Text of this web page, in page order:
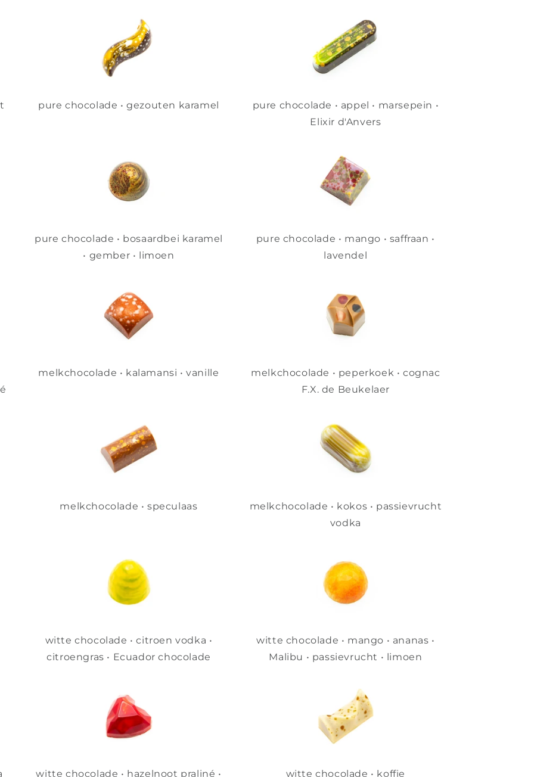
pure chocolade • gezouten karamel
pure chocolade • appel • marsepein •
Elixir d'Anvers
pure chocolade • bosaardbei karamel
• gember • limoen
pure chocolade • mango • saffraan •
lavendel
melkchocolade • kalamansi • vanille
melkchocolade • peperkoek • cognac
F.X. de Beukelaer
melkchocolade • speculaas
melkchocolade • kokos • passievrucht
vodka
witte chocolade • citroen vodka •
citroengras • Ecuador chocolade
witte chocolade • mango • ananas •
Malibu • passievrucht • limoen
witte chocolade • hazelnoot praliné •
witte chocolade • koffie